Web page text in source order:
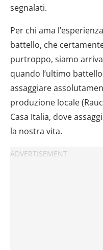
segnalati.
Per chi ama
battello, che
purtroppo, siamo
quando l’ultimo
assaggiare
produzione locale
Casa Italia, dove
la nostra vita.